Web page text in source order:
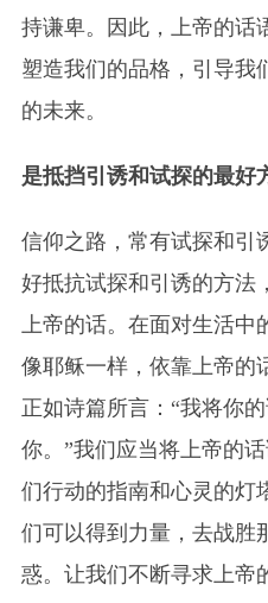
持谦卑。因此，上帝的话
塑造我们的品格，引导我
的未来。
是抵挡引诱和试探的最好
信仰之路，常有试探和引
好抵抗试探和引诱的方法
上帝的话。在面对生活中
像耶稣一样，依靠上帝的
正如诗篇所言：“我将你
你。”我们应当将上帝的
们行动的指南和心灵的灯
们可以得到力量，去战胜
惑。让我们不断寻求上帝